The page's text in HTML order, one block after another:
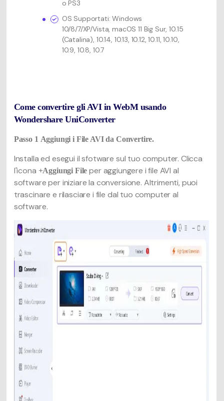
o PS3
OS Supportati: Windows
10/8/7/XP/Vista, macOS 11 Big Sur, 10.15
(Catalina), 10.14, 10.13, 10.12, 10.11, 10.10,
10.9, 10.8, 10.7
Come convertire gli AVI in WebM usando
Wondershare UniConverter
Passo 1 Aggiungi i File AVI da Convertire.
Installa ed esegui il sfotware sul tuo computer. Clicca
l'icona +Aggiungi File per aggiungere i file AVI al
software per iniziare la conversione. Altrimenti, puoi
trascinare e rilasciare i file dal tuo computer al
software.